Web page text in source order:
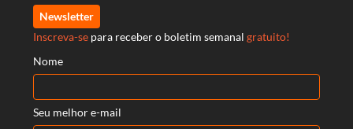
Newsletter
Inscreva-se para receber o boletim semanal gratuito!
Nome
Seu melhor e-mail